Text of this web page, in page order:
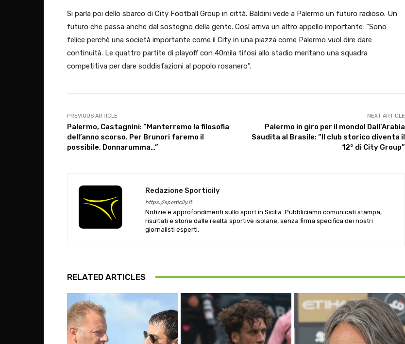
Si parla poi dello sbarco di City Football Group in città. Baldini vede a Palermo un futuro radioso. Un
futuro che passa anche dal sostegno della gente. Così arriva un altro appello importante: “Sono
felice perchè una società importante come il City in una piazza come Palermo vuol dire dare
continuità. Le quattro partite di playoff con 40mila tifosi allo stadio meritano una squadra
competitiva per dare soddisfazioni al popolo rosanero”.
PREVIOUS ARTICLE
Palermo, Castagnini: “Manterremo la filosofia
dell’anno scorso. Per Brunori faremo il
possibile, Donnarumma…”
NEXT ARTICLE
Palermo in giro per il mondo! Dall’Arabia
Saudita al Brasile: “Il club storico diventa il
12° di City Group”
Redazione Sporticily
https://sporticily.it
Notizie e approfondimenti sullo sport in Sicilia. Pubbliciamo comunicati stampa,
risultati e storie dalle realtà sportive isolane, senza firma specifica dei nostri
giornalisti esperti.
RELATED ARTICLES